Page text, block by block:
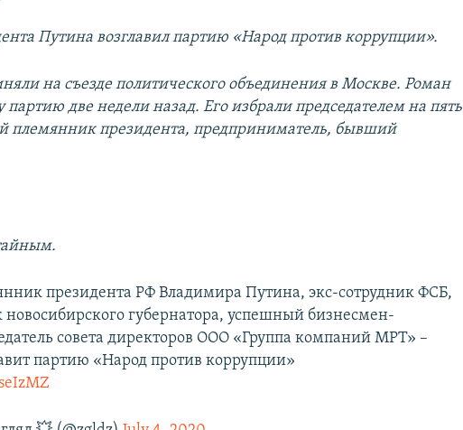
Путина возглавил партию «Народ против коррупции».
на съезде политического объединения в Москве. Роман
партию две недели назад. Его избрали председателем на пять
племянник президента, предприниматель, бывший
президента РФ Владимира Путина, экс-сотрудник ФСБ,
губернатора, успешный бизнесмен-
совета директоров ООО «Группа компаний МРТ» –
партию «Народ против коррупции»